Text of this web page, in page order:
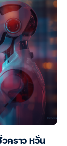
วคราว หวั่น